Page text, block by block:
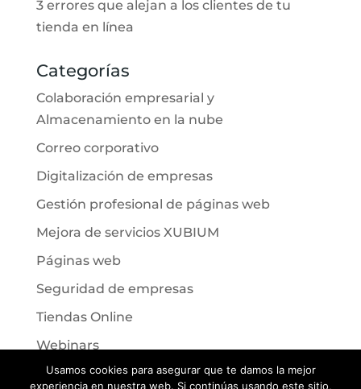
3 errores que alejan a los clientes de tu
tienda en línea
Categorías
Colaboración empresarial y
Almacenamiento en la nube
Correo corporativo
Digitalización de empresas
Gestión profesional de páginas web
Mejora de servicios XUBIUM
Páginas web
Seguridad de empresas
Tiendas Online
Webinars
Usamos cookies para asegurar que te damos la mejor
experiencia en nuestra web. Si continúas usando este sitio,